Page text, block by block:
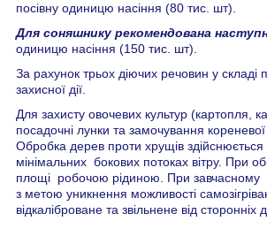
посівну одиницю насіння (80 тис. шт).
Для соняшнику рекомендована
одиницю насіння (150 тис. шт).
За рахунок трьох діючих речовин у складі
захисної дії.
Для захисту овочевих культур (картопля,
посадочні лунки та замочування
Обробка дерев проти хрущів
мінімальних бокових потоках вітру. При
площі робочою рідиною. При завчасному
з метою уникнення можливості
відкаліброване та звільнене від сторонніх